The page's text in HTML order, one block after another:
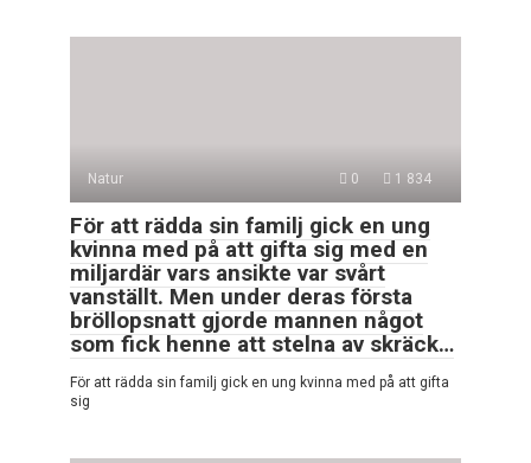
Natur 0 1 834
För att rädda sin familj gick en ung
kvinna med på att gifta sig med en
miljardär vars ansikte var svårt
vanställt. Men under deras första
bröllopsnatt gjorde mannen något
som fick henne att stelna av skräck…
För att rädda sin familj gick en ung kvinna med på att gifta
sig